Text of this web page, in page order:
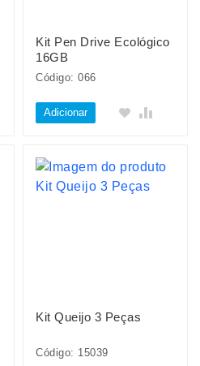
Kit Pen Drive Ecológico
16GB
Código: 066
Adicionar
Kit Queijo 3 Peças
Código: 15039